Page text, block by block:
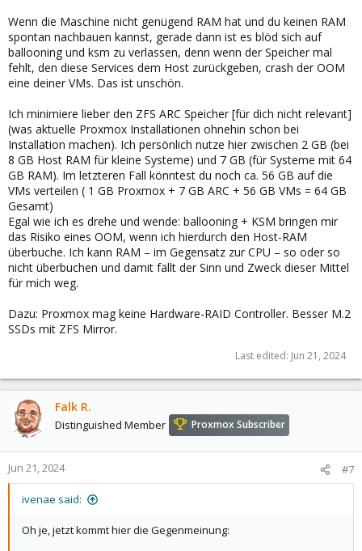
Wenn die Maschine nicht genügend RAM hat und du keinen RAM
spontan nachbauen kannst, gerade dann ist es blöd sich auf
ballooning und ksm zu verlassen, denn wenn der Speicher mal
fehlt, den diese Services dem Host zurückgeben, crash der OOM
eine deiner VMs. Das ist unschön.
Ich minimiere lieber den ZFS ARC Speicher [für dich nicht relevant]
(was aktuelle Proxmox Installationen ohnehin schon bei
Installation machen). Ich persönlich nutze hier zwischen 2 GB (bei
8 GB Host RAM für kleine Systeme) und 7 GB (für Systeme mit 64
GB RAM). Im letzteren Fall könntest du noch ca. 56 GB auf die
VMs verteilen ( 1 GB Proxmox + 7 GB ARC + 56 GB VMs = 64 GB
Gesamt)
Egal wie ich es drehe und wende: ballooning + KSM bringen mir
das Risiko eines OOM, wenn ich hierdurch den Host-RAM
überbuche. Ich kann RAM – im Gegensatz zur CPU – so oder so
nicht überbuchen und damit fällt der Sinn und Zweck dieser Mittel
für mich weg.
Dazu: Proxmox mag keine Hardware-RAID Controller. Besser M.2
SSDs mit ZFS Mirror.
Last edited: Jun 21, 2024
Falk R.
Distinguished Member Proxmox Subscriber
Jun 21, 2024 #7
ivenae said:
Oh je, jetzt kommt hier die Gegenmeinung: